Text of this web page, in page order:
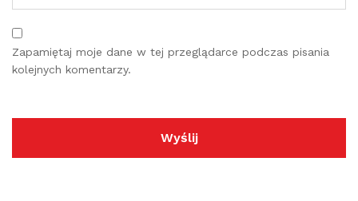
Zapamiętaj moje dane w tej przeglądarce podczas pisania
kolejnych komentarzy.